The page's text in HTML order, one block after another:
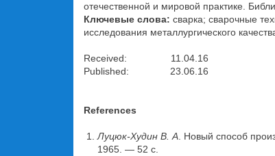
отечественной и мировой практике.
Ключевые слова: сварка; сварочные
исследования металлургического
Received: 11.04.16
Published: 23.06.16
References
Луцюк-Худин В. А . Новый способ
1965. — 52 с.